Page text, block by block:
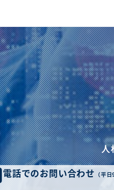
人
電話でのお問い合わせ （平